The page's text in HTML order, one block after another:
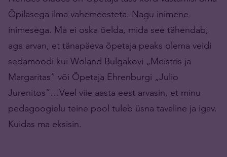
Õpilasega ilma vahemeesteta. Nagu inimene
inimesega. Ma ei oska öelda, mida see tähendab,
aga arvan, et tänapäeva õpetaja peaks olema veidi
sedamoodi kui Woland Bulgakovi „Meistris ja
Margaritas” või Õpetaja Ehrenburgi „Julio
Jurenitos”…Veel viie aasta eest arvasin, et minu
pedagoogielu teine pool tuleb üsna tavaline ja igav.
Kuidas ma eksisin.